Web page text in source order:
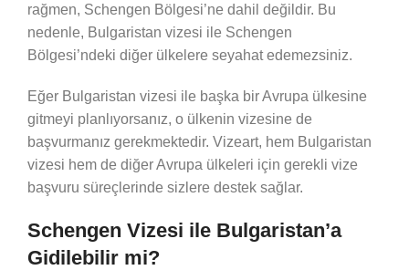
rağmen, Schengen Bölgesi’ne dahil değildir. Bu
nedenle, Bulgaristan vizesi ile Schengen
Bölgesi’ndeki diğer ülkelere seyahat edemezsiniz.
Eğer Bulgaristan vizesi ile başka bir Avrupa ülkesine
gitmeyi planlıyorsanız, o ülkenin vizesine de
başvurmanız gerekmektedir. Vizeart, hem Bulgaristan
vizesi hem de diğer Avrupa ülkeleri için gerekli vize
başvuru süreçlerinde sizlere destek sağlar.
Schengen Vizesi ile Bulgaristan’a
Gidilebilir mi?